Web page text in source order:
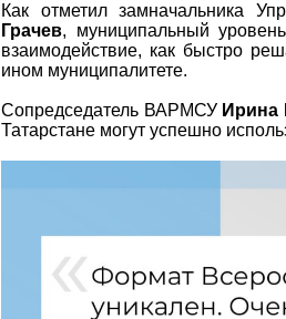
Как отметил замначальника
Грачев, муниципальный
взаимодействие, как быстро
ином муниципалитете.
Сопредседатель ВАРМСУ Ирина
Татарстане могут успешно